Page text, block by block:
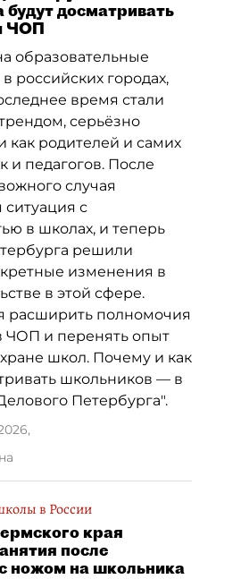
будут досматривать
ЧОП
образовательные
российских городах,
время стали
серьёзно
как родителей и самих
и педагогов. После
случая
ситуация с
в школах, и теперь
решили
изменения в
в этой сфере.
расширить полномочия
ЧОП и перенять опыт
школ. Почему и как
школьников — в
Петербурга".
,
в России
края
после
ножом на школьника